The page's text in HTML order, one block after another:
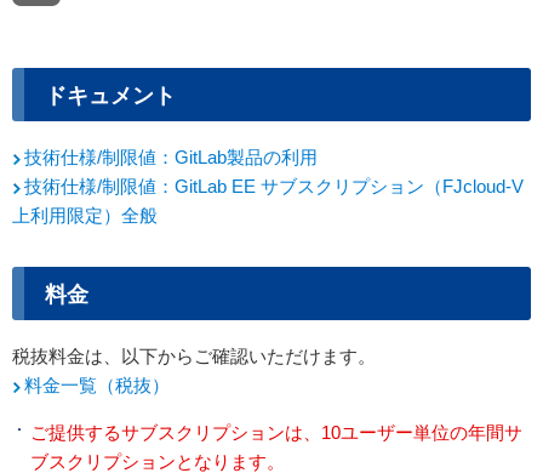
ドキュメント
技術仕様/制限値：GitLab製品の利用
技術仕様/制限値：GitLab EE サブスクリプション（FJcloud-V
上利用限定）全般
料金
税抜料金は、以下からご確認いただけます。
料金一覧（税抜）
ご提供するサブスクリプションは、10ユーザー単位の年間サ
ブスクリプションとなります。